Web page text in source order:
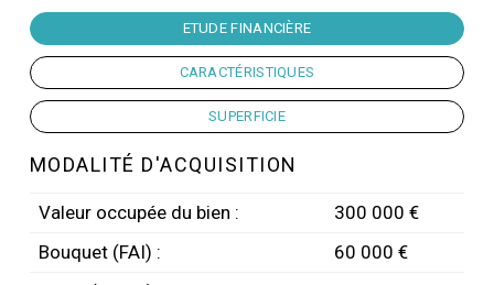
ETUDE FINANCIÈRE
CARACTÉRISTIQUES
SUPERFICIE
MODALITÉ D'ACQUISITION
Valeur occupée du bien :
300 000 €
Bouquet (FAI) :
60 000 €